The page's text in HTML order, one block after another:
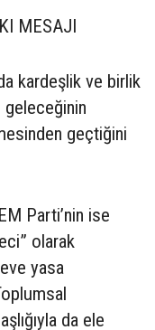
MESAJI
kardeşlik ve birlik
geleceğinin
geçtiğini
Parti’nin ise
olarak
yasa
da ele